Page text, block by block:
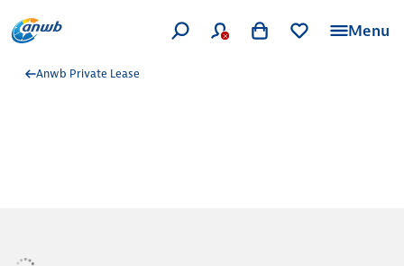
Menu
Anwb Private Lease